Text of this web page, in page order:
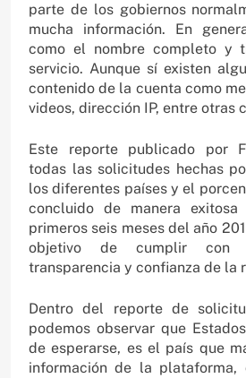
parte de los gobiernos
mucha información. En
como el nombre completo y
servicio. Aunque sí existen
contenido de la cuenta como
videos, dirección IP, entre otras
Este reporte publicado por
todas las solicitudes hechas
los diferentes países y el
concluido de manera
primeros seis meses del año
objetivo de cumplir con
transparencia y confianza de la
Dentro del reporte de
podemos observar que
de esperarse, es el país que
información de la